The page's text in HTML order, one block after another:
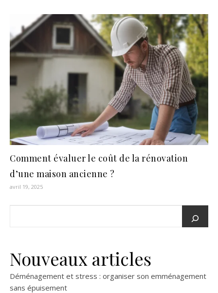
Comment évaluer le coût de la rénovation
d’une maison ancienne ?
avril 19, 2025
Nouveaux articles
Déménagement et stress : organiser son emménagement
sans épuisement